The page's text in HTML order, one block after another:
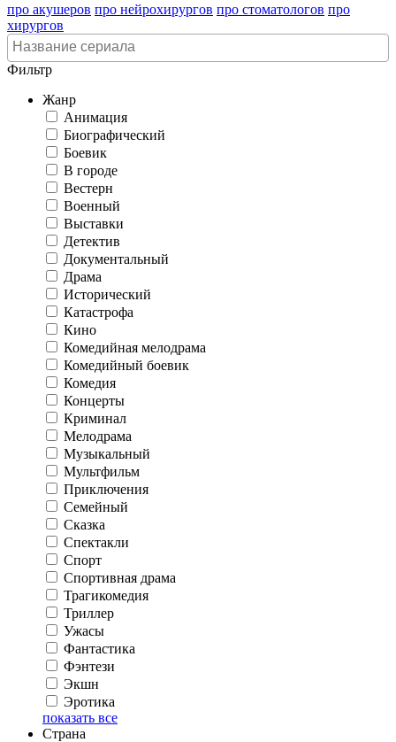
про акушеров про нейрохирургов про стоматологов про
хирургов
Фильтр
Жанр
Анимация
Биографический
Боевик
В городе
Вестерн
Военный
Выставки
Детектив
Документальный
Драма
Исторический
Катастрофа
Кино
Комедийная мелодрама
Комедийный боевик
Комедия
Концерты
Криминал
Мелодрама
Музыкальный
Мультфильм
Приключения
Семейный
Сказка
Спектакли
Спорт
Спортивная драма
Трагикомедия
Триллер
Ужасы
Фантастика
Фэнтези
Экшн
Эротика
показать все
Страна